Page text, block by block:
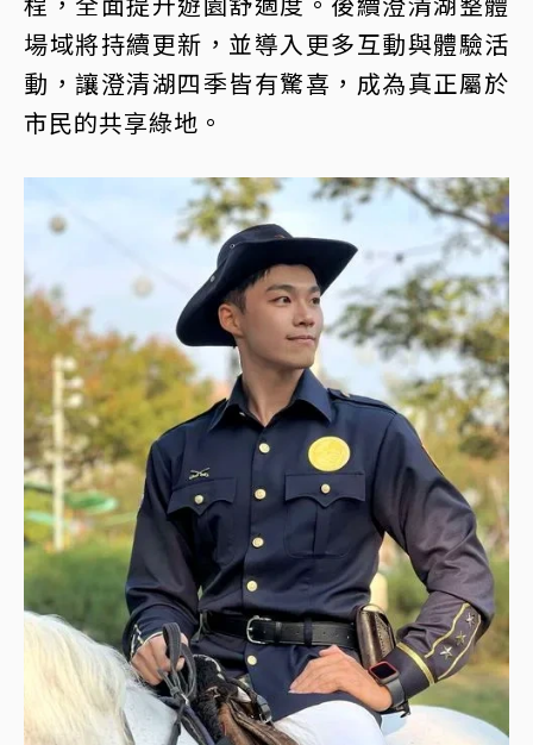
場域將持續更新，並導入更多互動與體驗活
動，讓澄清湖四季皆有驚喜，成為真正屬於
市民的共享綠地。